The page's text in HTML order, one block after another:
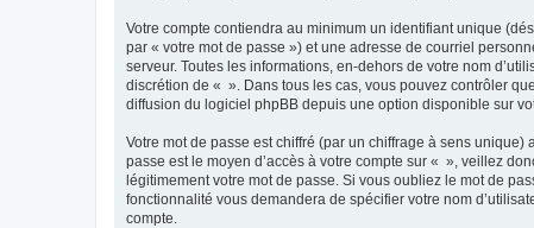
Votre compte contiendra au minimum un identifiant unique
par « votre mot de passe ») et une adresse de courriel
serveur. Toutes les informations, en-dehors de votre nom
discrétion de « ». Dans tous les cas, vous pouvez contrôler
diffusion du logiciel phpBB depuis une option disponible sur
Votre mot de passe est chiffré (par un chiffrage à sens
passe est le moyen d’accès à votre compte sur « », veillez
légitimement votre mot de passe. Si vous oubliez le mot de
fonctionnalité vous demandera de spécifier votre nom
compte.